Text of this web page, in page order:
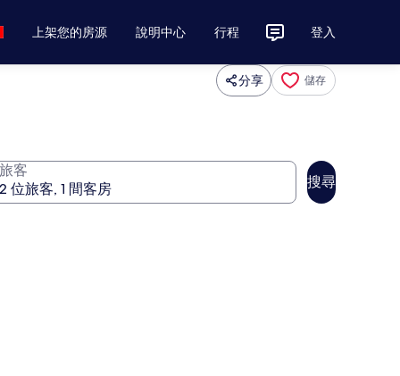
上架您的房源 說明中心 行程 登入
分享 儲存
旅客
搜尋